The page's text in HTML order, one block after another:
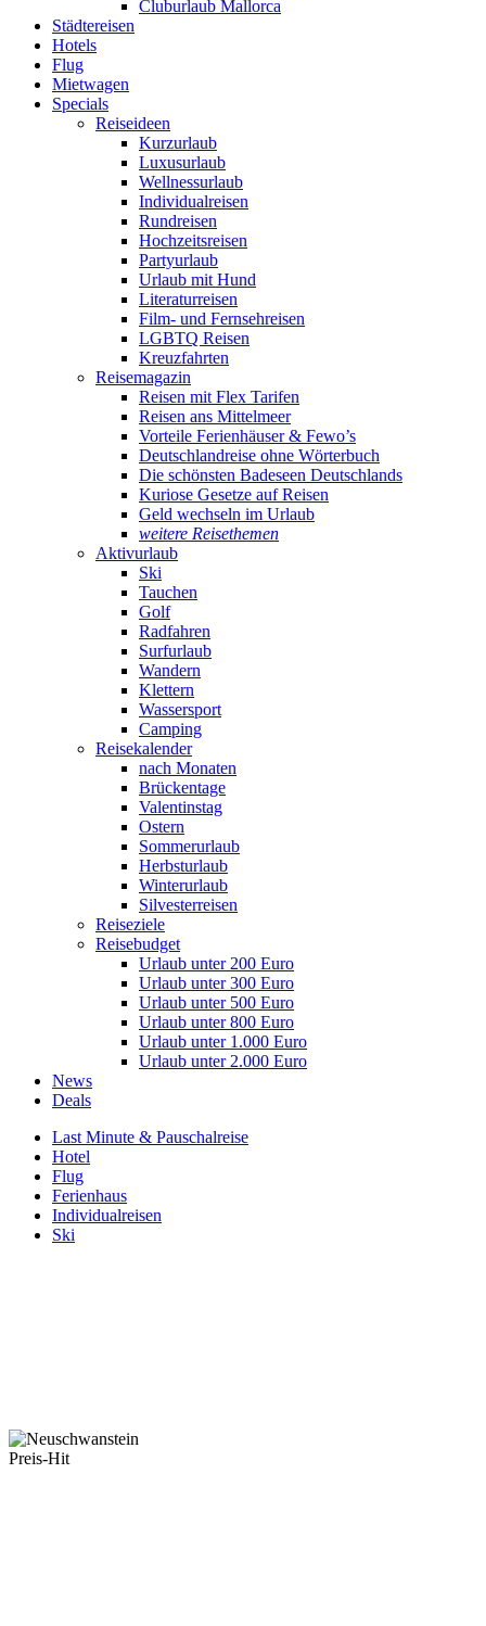
Cluburlaub Mallorca
Städtereisen
Hotels
Flug
Mietwagen
Specials
Reiseideen
Kurzurlaub
Luxusurlaub
Wellnessurlaub
Individualreisen
Rundreisen
Hochzeitsreisen
Partyurlaub
Urlaub mit Hund
Literaturreisen
Film- und Fernsehreisen
LGBTQ Reisen
Kreuzfahrten
Reisemagazin
Reisen mit Flex Tarifen
Reisen ans Mittelmeer
Vorteile Ferienhäuser & Fewo’s
Deutschlandreise ohne Wörterbuch
Die schönsten Badeseen Deutschlands
Kuriose Gesetze auf Reisen
Geld wechseln im Urlaub
weitere Reisethemen
Aktivurlaub
Ski
Tauchen
Golf
Radfahren
Surfurlaub
Wandern
Klettern
Wassersport
Camping
Reisekalender
nach Monaten
Brückentage
Valentinstag
Ostern
Sommerurlaub
Herbsturlaub
Winterurlaub
Silvesterreisen
Reiseziele
Reisebudget
Urlaub unter 200 Euro
Urlaub unter 300 Euro
Urlaub unter 500 Euro
Urlaub unter 800 Euro
Urlaub unter 1.000 Euro
Urlaub unter 2.000 Euro
News
Deals
Last Minute & Pauschalreise
Hotel
Flug
Ferienhaus
Individualreisen
Ski
Preis-Hit